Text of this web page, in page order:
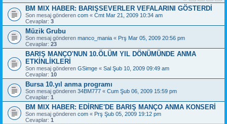
BM MIX HABER: BARIŞSEVERLER VEFALARINI GÖSTERDİ
Son mesaj gönderen com « Cmt Mar 21, 2009 10:34 am
Cevaplar: 3
Müzik Grubu
Son mesaj gönderen manco_mania « Prş Mar 05, 2009 20:56 pm
Cevaplar: 23
BARIŞ MANÇO'NUN 10.ÖLÜM YIL DÖNÜMÜNDE ANMA
ETKİNLİKLERİ
Son mesaj gönderen GSimge « Sal Şub 10, 2009 09:49 am
Cevaplar: 10
Bursa 10.yıl anma programı
Son mesaj gönderen 34BM777 « Cum Şub 06, 2009 15:59 pm
Cevaplar: 1
BM MIX HABER: EDİRNE'DE BARIŞ MANÇO ANMA KONSERİ
Son mesaj gönderen com « Prş Şub 05, 2009 19:12 pm
Cevaplar: 1